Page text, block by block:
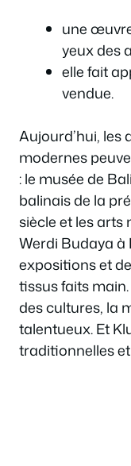
une
yeux des
elle fait
vendue.
Aujourd’hui,
modernes
: le musée de
balinais de la
siècle et les arts
Werdi Budaya
expositions et
tissus faits main.
des cultures, la
talentueux. Et
traditionnelles